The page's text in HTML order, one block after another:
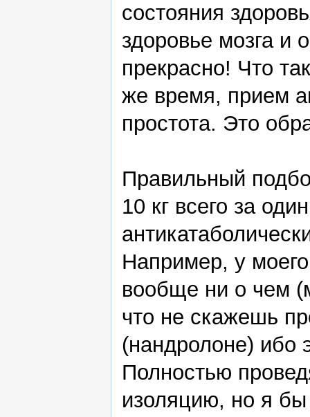
состояния
здоровье мозга и
прекрасно! Что
же время, прием
простота. Это
Правильный
10 кг всего за
Например, у
вообще ни о чем
что не скажешь
(нандролоне)
Полностью
изоляцию, но я